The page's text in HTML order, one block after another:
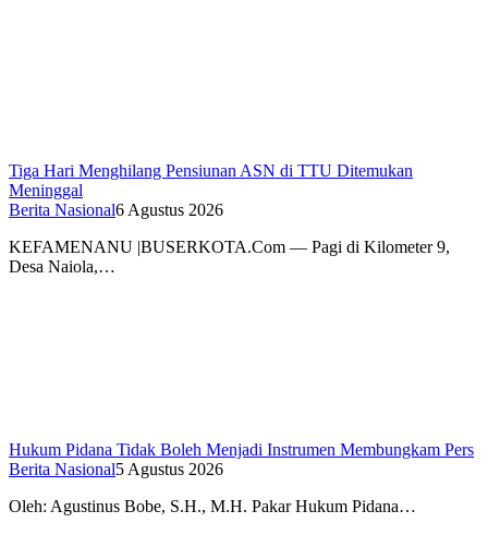
Tiga Hari Menghilang Pensiunan ASN di TTU Ditemukan
Meninggal
Berita Nasional6 Agustus 2026
KEFAMENANU |BUSERKOTA.Com — Pagi di Kilometer 9,
Desa Naiola,…
Hukum Pidana Tidak Boleh Menjadi Instrumen Membungkam Pers
Berita Nasional5 Agustus 2026
Oleh: Agustinus Bobe, S.H., M.H. Pakar Hukum Pidana…